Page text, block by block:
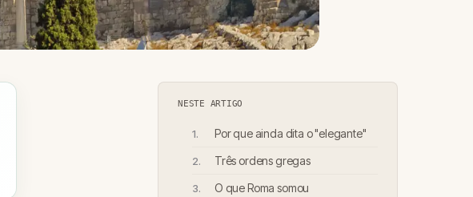
NESTE ARTIGO
Por que ainda dita o "elegante"
Três ordens gregas
O que Roma somou